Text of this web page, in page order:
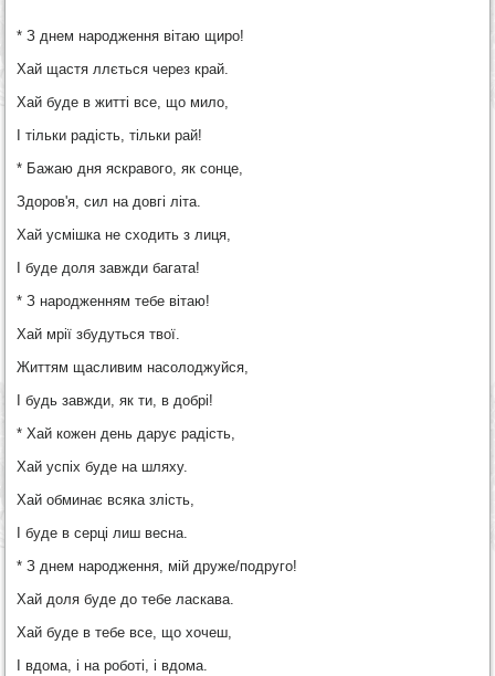
* З днем народження вітаю щиро!
Хай щастя ллється через край.
Хай буде в житті все, що мило,
І тільки радість, тільки рай!
* Бажаю дня яскравого, як сонце,
Здоров'я, сил на довгі літа.
Хай усмішка не сходить з лиця,
І буде доля завжди багата!
* З народженням тебе вітаю!
Хай мрії збудуться твої.
Життям щасливим насолоджуйся,
І будь завжди, як ти, в добрі!
* Хай кожен день дарує радість,
Хай успіх буде на шляху.
Хай обминає всяка злість,
І буде в серці лиш весна.
* З днем народження, мій друже/подруго!
Хай доля буде до тебе ласкава.
Хай буде в тебе все, що хочеш,
І вдома, і на роботі, і вдома.